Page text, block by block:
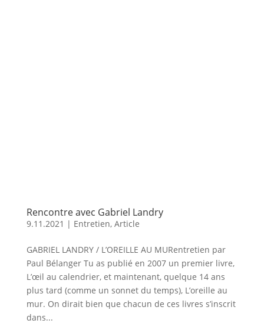
Rencontre avec Gabriel Landry
9.11.2021 | Entretien, Article
GABRIEL LANDRY / L’OREILLE AU MURentretien par
Paul Bélanger Tu as publié en 2007 un premier livre,
L’œil au calendrier, et maintenant, quelque 14 ans
plus tard (comme un sonnet du temps), L’oreille au
mur. On dirait bien que chacun de ces livres s’inscrit
dans...